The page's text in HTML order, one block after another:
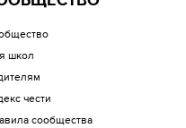
школ
чести
сообщества